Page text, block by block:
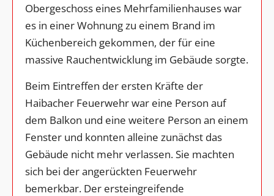
Obergeschoss eines Mehrfamilienhauses war
es in einer Wohnung zu einem Brand im
Küchenbereich gekommen, der für eine
massive Rauchentwicklung im Gebäude sorgte.
Beim Eintreffen der ersten Kräfte der
Haibacher Feuerwehr war eine Person auf
dem Balkon und eine weitere Person an einem
Fenster und konnten alleine zunächst das
Gebäude nicht mehr verlassen. Sie machten
sich bei der angerückten Feuerwehr
bemerkbar. Der ersteingreifende